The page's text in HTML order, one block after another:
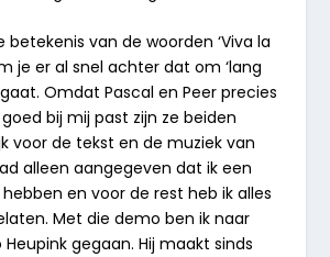
betekenis van de woorden ‘Viva la
je er al snel achter dat om ‘lang
Omdat Pascal en Peer precies
bij mij past zijn ze beiden
voor de tekst en de muziek van
alleen aangegeven dat ik een
hebben en voor de rest heb ik alles
Met die demo ben ik naar
gegaan. Hij maakt sinds